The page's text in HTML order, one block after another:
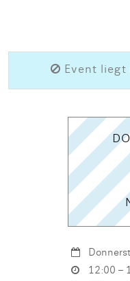
Event liegt
12:00 –